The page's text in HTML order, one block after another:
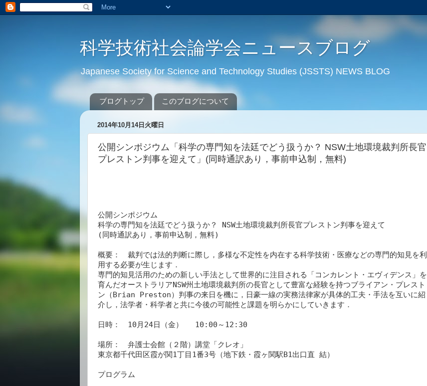
科学技術社会論学会ニュースブログ
Japanese Society for Science and Technology Studies (JSSTS) NEWS BLOG
ブログトップ このブログについて
2014年10月14日火曜日
公開シンポジウム「科学の専門知を法廷でどう扱うか？ NSW土地環境裁判所長官
プレストン判事を迎えて」(同時通訳あり，事前申込制，無料)
公開シンポジウム
科学の専門知を法廷でどう扱うか？ NSW土地環境裁判所長官プレストン判事を迎えて
(同時通訳あり，事前申込制，無料)
概要：　裁判では法的判断に際し，多様な不定性を内在する科学技術・医療などの専門的知見を利
用する必要が生じます．
専門的知見活用のための新しい手法として世界的に注目される「コンカレント・エヴィデンス」を
育んだオーストラリアNSW州土地環境裁判所の長官として豊富な経験を持つブライアン・プレスト
ン（Brian Preston）判事の来日を機に，日豪一線の実務法律家が具体的工夫・手法を互いに紹
介し，法学者・科学者と共に今後の可能性と課題を明らかにしていきます．
日時：　10月24日（金） 　10:00～12:30
場所：　弁護士会館（２階）講堂「クレオ」
東京都千代田区霞が関1丁目1番3号（地下鉄・霞ヶ関駅B1出口直 結）
プログラム